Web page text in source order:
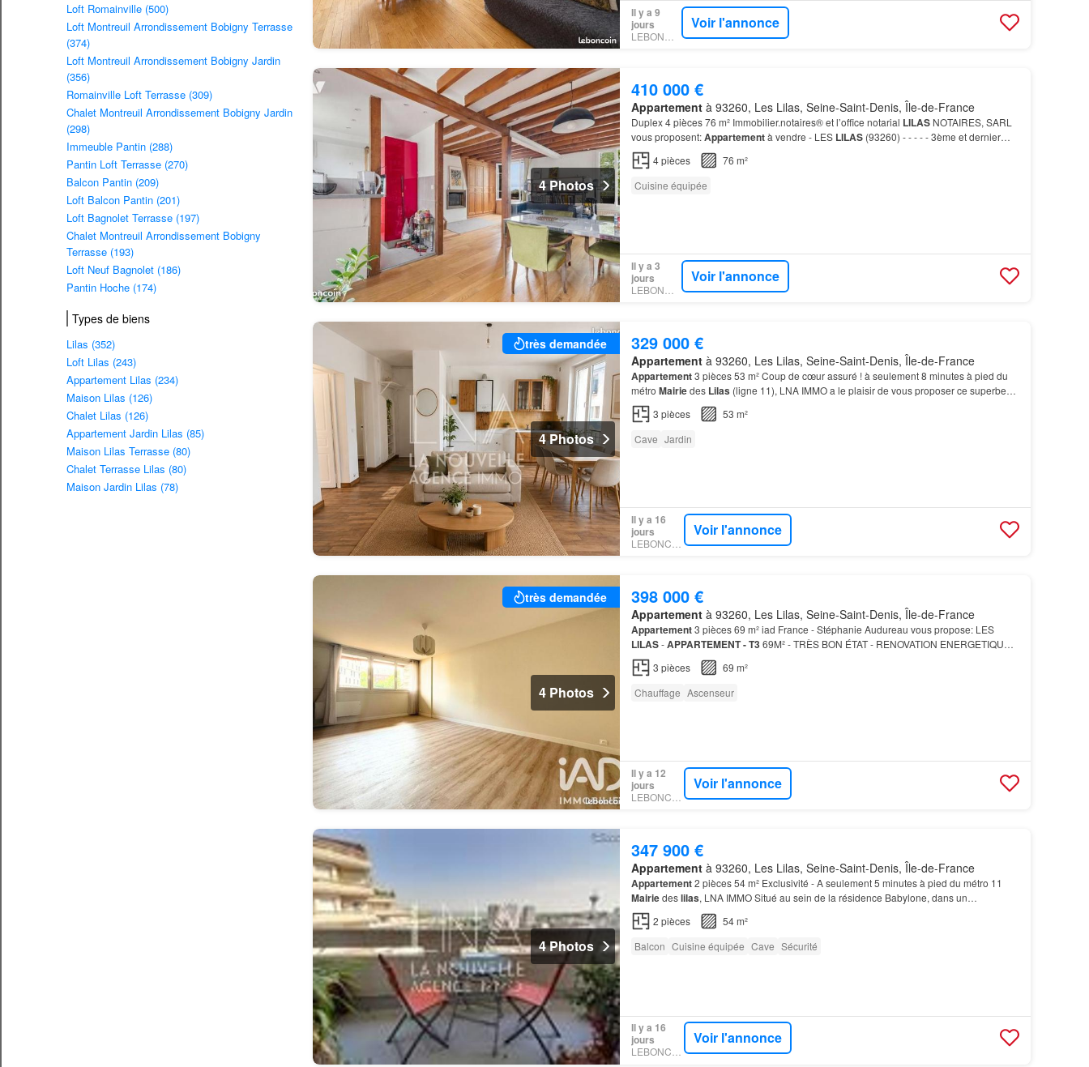
Loft Romainville (500)
Loft Montreuil Arrondissement Bobigny Terrasse
(374)
Loft Montreuil Arrondissement Bobigny Jardin
(356)
Romainville Loft Terrasse (309)
Chalet Montreuil Arrondissement Bobigny Jardin
(298)
Immeuble Pantin (288)
Pantin Loft Terrasse (270)
Balcon Pantin (209)
Loft Balcon Pantin (201)
Loft Bagnolet Terrasse (197)
Chalet Montreuil Arrondissement Bobigny
Terrasse (193)
Loft Neuf Bagnolet (186)
Pantin Hoche (174)
Types de biens
Lilas (352)
Loft Lilas (243)
Appartement Lilas (234)
Maison Lilas (126)
Chalet Lilas (126)
Appartement Jardin Lilas (85)
Maison Lilas Terrasse (80)
Chalet Terrasse Lilas (80)
Maison Jardin Lilas (78)
Il y a 9
jours
Voir l'annonce
4 Photos
410 000 €
Appartementà 93260, Les Lilas, Seine-Saint-Denis, Île-de-France
Duplex 4 pièces 76 m² Immobilier.notaires® et l’office notarial LILASNOTAIRES, SARL
vous proposent:Appartementà vendre - LES LILAS(93260) - - - - - 3ème et dernier
étage (22m2 Carrez) d'un petit immeuble ancien situé dans…
4pièces
76 m²
Cuisine équipée
Il y a 3
jours
Voir l'annonce
très demandée
4 Photos
329 000 €
Appartementà 93260, Les Lilas, Seine-Saint-Denis, Île-de-France
Appartement3 pièces 53 m² Coup de cœur assuré ! à seulement 8 minutes à pied du
métro Mairiedes Lilas (ligne 11), LNA IMMO a le plaisir de vous proposer ce superbe
appartement 3 pièces de 52,55 m²,…
3 pièces
53 m²
Cave Jardin
Il y a 16
jours
Voir l'annonce
très demandée
4 Photos
398 000 €
Appartementà 93260, Les Lilas, Seine-Saint-Denis, Île-de-France
Appartement3 pièces 69 m² iad France - Stéphanie Audureau vous propose: LES
LILAS-APPARTEMENT - T369M² - TRÈS BON ÉTAT - RENOVATION ENERGETIQUE
VOTEE
desLilas
3 pièces
69 m²
Chauffage Ascenseur
Il y a 12
jours
Voir l'annonce
4 Photos
347 900 €
Appartementà 93260, Les Lilas, Seine-Saint-Denis, Île-de-France
Appartement2 pièces 54 m² Exclusivité - A seulement 5 minutes à pied du métro 11
Mairiedeslilas, LNA IMMO Situé au sein de la résidence Babylone, dans un
environnement calme et agréable, découvrez ce charmant
2 pièces
54 m²
Balcon Cuisine équipée Cave Sécurité
Il y a 16
jours
Voir l'annonce